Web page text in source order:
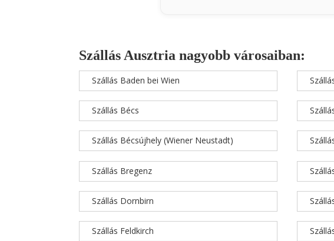
Szállás Ausztria nagyobb városaiban:
Szállás Baden bei Wien
Szállás Bécs
Szállás Bécsújhely (Wiener Neustadt)
Szállás Bregenz
Szállás Dornbirn
Szállás Feldkirch